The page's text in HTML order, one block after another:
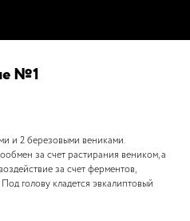
№1
и 2 березовыми вениками.
за счет растирания веником, а
за счет ферментов,
голову кладется эвкалиптовый